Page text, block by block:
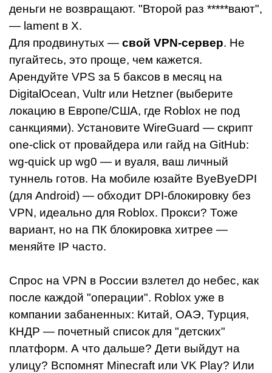
деньги не возвращают. "Второй раз *****вают",
— lament в X.
Для продвинутых — свой VPN-сервер. Не
пугайтесь, это проще, чем кажется.
Арендуйте VPS за 5 баксов в месяц на
DigitalOcean, Vultr или Hetzner (выберите
локацию в Европе/США, где Roblox не под
санкциями). Установите WireGuard — скрипт
one-click от провайдера или гайд на GitHub:
wg-quick up wg0 — и вуаля, ваш личный
туннель готов. На мобиле юзайте ByeByeDPI
(для Android) — обходит DPI-блокировку без
VPN, идеально для Roblox. Прокси? Тоже
вариант, но на ПК блокировка хитрее —
меняйте IP часто.
Спрос на VPN в России взлетел до небес, как
после каждой "операции". Roblox уже в
компании забаненных: Китай, ОАЭ, Турция,
КНДР — почетный список для "детских"
платформ. А что дальше? Дети выйдут на
улицу? Вспомнят Minecraft или VK Play? Или